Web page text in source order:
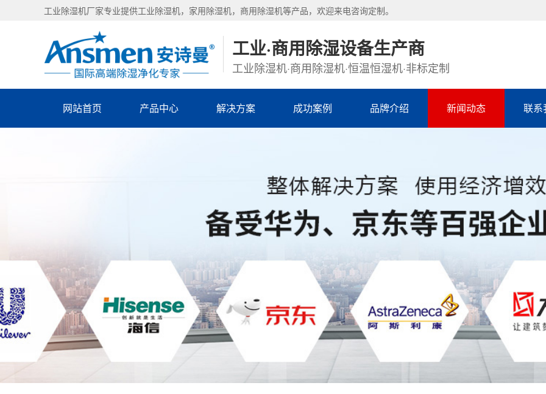
工业除湿机厂家专业提供工业除湿机，家用除湿机，商用除湿机等产品，欢迎来电咨询定制。
工业·商用除湿设备生产商
工业除湿机·商用除湿机·恒温恒湿机·非标定制
网站首页 产品中心 解决方案 成功案例 品牌介绍 新闻动态 联系